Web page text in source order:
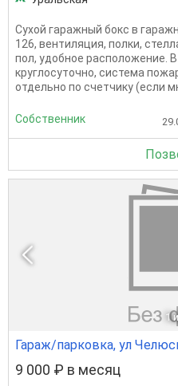
Сухой гаражный бокс в
126, вентиляция, полки,
пол, удобное расположение.
круглосуточно, система
отдельно по счетчику (если
Собственник
1
Гараж/парковка, ул
9 000 ₽ в месяц